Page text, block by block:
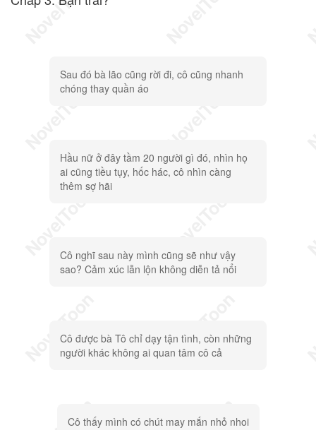
Sau đó bà lão cũng rời đi, cô cũng nhanh
chóng thay quần áo
Hầu nữ ở đây tầm 20 người gì đó, nhìn họ
ai cũng tiều tụy, hốc hác, cô nhìn càng
thêm sợ hãi
Cô nghĩ sau này mình cũng sẽ như vậy
sao? Cảm xúc lẫn lộn không diễn tả nổi
Cô được bà Tô chỉ dạy tận tình, còn những
người khác không ai quan tâm cô cả
Cô thấy mình có chút may mắn nhỏ nhoi